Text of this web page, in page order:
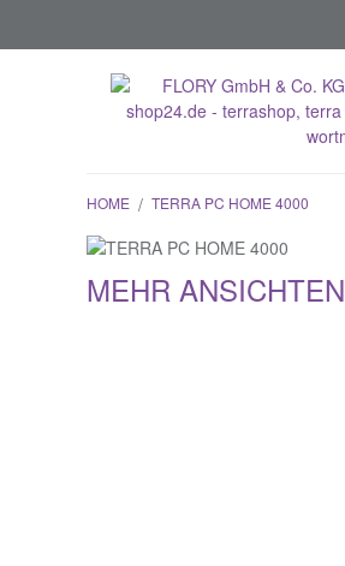
HOME / TERRA PC HOME 4000
MEHR ANSICHTEN